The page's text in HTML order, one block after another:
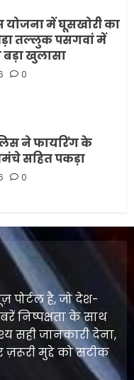
योजना में घूसखोरी का
तल्लुक पसगवां में
बड़ा खुलासा
0
ने फायरिंग के
सहित पकड़ा
0
पोर्टल है, जो देश-
निष्पक्षता के साथ
सही जानकारी देना,
मुद्दे को सटीक